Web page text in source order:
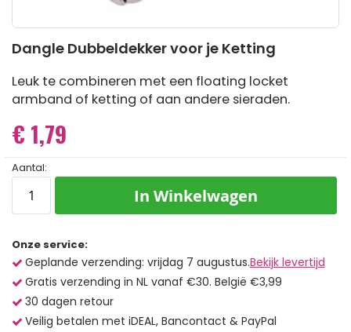
naar
begin
de
gallerij
Dangle Dubbeldekker voor je Ketting
Leuk te combineren met een floating locket
armband of ketting of aan andere sieraden.
€ 1,79
Aantal:
In Winkelwagen
Onze service:
Geplande verzending: vrijdag 7 augustus.Bekijk levertijd
Gratis verzending in NL vanaf €30. België €3,99
30 dagen retour
Veilig betalen met iDEAL, Bancontact & PayPal